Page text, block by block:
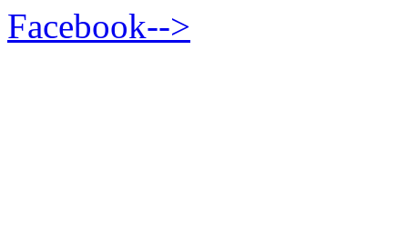
Facebook-->